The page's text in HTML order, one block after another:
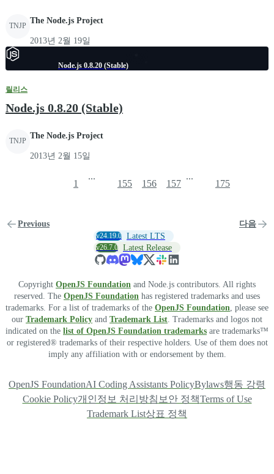
TNJP
The Node.js Project
2013년 2월 19일
Node.js 0.8.20 (Stable)
릴리스
Node.js 0.8.20 (Stable)
TNJP
The Node.js Project
2013년 2월 15일
Previous
1
...
155 156 157
...
175
다음
v24.19.0 Latest LTS
v26.7.0 Latest Release
Copyright OpenJS Foundation and Node.js contributors. All rights
reserved. The OpenJS Foundation has registered trademarks and uses
trademarks. For a list of trademarks of the OpenJS Foundation , please see
our Trademark Policy and Trademark List . Trademarks and logos not
indicated on the list of OpenJS Foundation trademarks are trademarks™
or registered® trademarks of their respective holders. Use of them does not
imply any affiliation with or endorsement by them.
OpenJS FoundationAI Coding Assistants PolicyBylaws행동 강령
Cookie Policy개인정보 처리방침 보안 정책Terms of Use
Trademark List상표 정책